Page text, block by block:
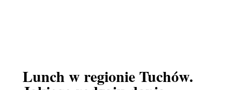
Lunch w regionie Tuchów.